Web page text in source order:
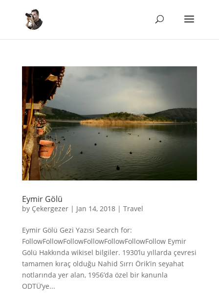
Eymir Gölü
by Çekergezer| Jan 14, 2018| Travel
Eymir Gölü Gezi Yazısı Search for:
FollowFollowFollowFollowFollowFollowFollow Eymir
Gölü Hakkında wikisel bilgiler. 1930’lu yıllarda çevresi
tamamen kıraç olduğu Nahid Sırrı Örik’in seyahat
notlarında yer alan, 1956’da özel bir kanunla
ODTÜ’ye...